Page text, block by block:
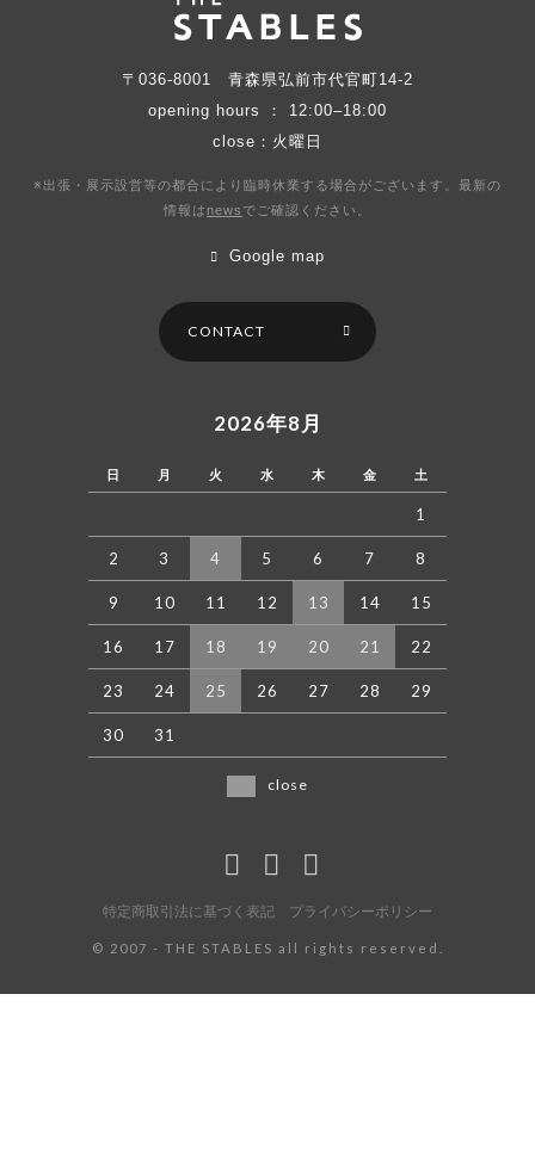
〒036-8001 青森県弘前市代官町14-2
opening hours ： 12:00–18:00
close：火曜日
※出張・展示設営等の都合により臨時休業する場合がございます。最新の
情報は news でご確認ください。
Google map
CONTACT
2026年8月
日 月 火 水 木 金 土
1
2 3 4 5 6 7 8
9 10 11 12 13 14 15
16 17 18 19 20 21 22
23 24 25 26 27 28 29
30 31
close
©️ 2007 - THE STABLES all rights reserved.
特定商取引法に基づく表記 プライバシーポリシー